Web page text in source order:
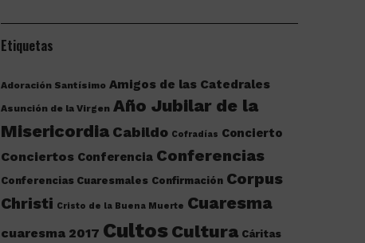
Etiquetas
Adoración Santísimo Amigos de las Catedrales
Asunción de la Virgen Año Jubilar de la
Misericordia Cabildo Cofradías Concierto
Conciertos Conferencia Conferencias
Conferencias Cuaresmales Confirmación Corpus
Christi Cristo de la Buena Muerte Cuaresma
cuaresma 2017 Cultos Cultura Cáritas